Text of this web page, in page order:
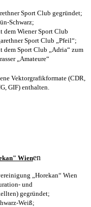
Sport Club gegründet;
Schwarz;
dem Wiener Sport Club
Sport Club „Pfeil“;
dem Sport Club „Adria“ zum
„Amateure“
Vektorgrafikformate (CDR,
GIF) enthalten.
Wienen
„Horekan“ Wien
und
gegründet;
Weiß;